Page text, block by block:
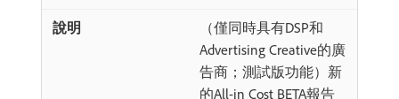
（僅同時具有DSP和
Advertising Creative的廣
告商；測試版功能）新
的All-in Cost BETA報告